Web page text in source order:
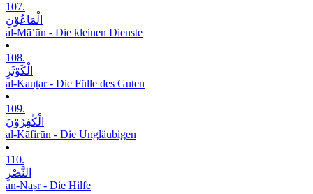
107.
الْمَاعُوْنِ
al-Māʿūn - Die kleinen Dienste
108.
الْکَوْثَرِ
al-Kauṯar - Die Fülle des Guten
109.
الْکٰفِرُوْنَ
al-Kāfirūn - Die Ungläubigen
110.
النَّصْرِ
an-Naṣr - Die Hilfe